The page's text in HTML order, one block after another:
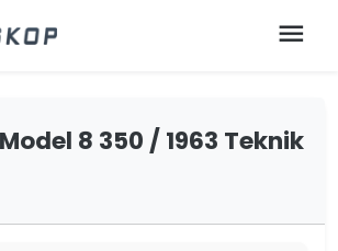
menu
8 350 / 1963 Teknik